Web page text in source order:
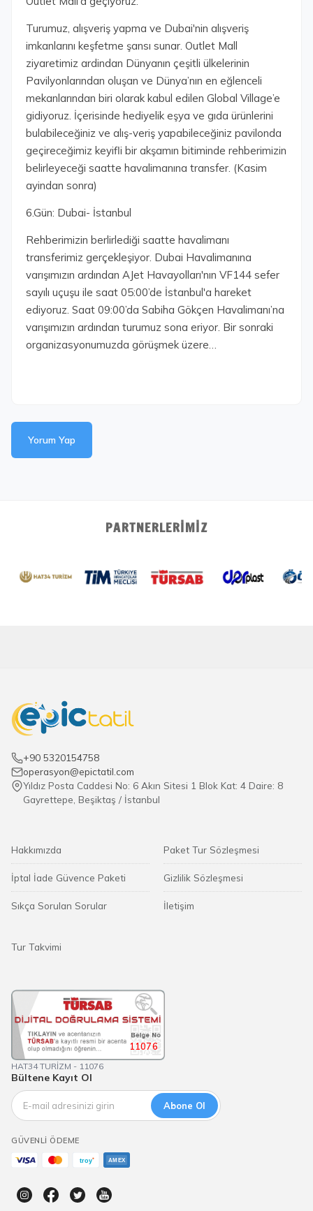
Turumuz, alışveriş yapma ve Dubai'nin alışveriş
imkanlarını keşfetme şansı sunar. Outlet Mall
ziyaretimiz ardindan Dünyanın çeşitli ülkelerinin
Pavilyonlarından oluşan ve Dünya’nın en eğlenceli
mekanlarından biri olarak kabul edilen Global Village’e
gidiyoruz. İçerisinde hediyelik eşya ve gıda ürünlerini
bulabileceğiniz ve alış-veriş yapabileceğiniz pavilonda
geçireceğimiz keyifli bir akşamın bitiminde rehberimizin
belirleyeceği saatte havalimanına transfer. (Kasim
ayindan sonra)
6.Gün: Dubai- İstanbul
Rehberimizin berlirlediği saatte havalimanı
transferimiz gerçekleşiyor. Dubai Havalimanına
varışımızın ardından AJet Havayolları'nın VF144 sefer
sayılı uçuşu ile saat 05:00’de İstanbul'a hareket
ediyoruz. Saat 09:00’da Sabiha Gökçen Havalimanı’na
varışımızın ardından turumuz sona eriyor. Bir sonraki
organizasyonumuzda görüşmek üzere…
Yorum Yap
PARTNERLERIMIZ
+90 5320154758
operasyon@epictatil.com
Yıldız Posta Caddesi No: 6 Akın Sitesi 1 Blok Kat: 4 Daire: 8
Gayrettepe, Beşiktaş / İstanbul
Hakkımızda
İptal İade Güvence Paketi
Sıkça Sorulan Sorular
Paket Tur Sözleşmesi
Gizlilik Sözleşmesi
İletişim
Tur Takvimi
11076
HAT34 TURİZM - 11076
Bültene Kayıt Ol
Abone Ol
GÜVENLI ÖDEME